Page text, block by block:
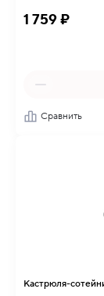
1 759 ₽
Сравнить